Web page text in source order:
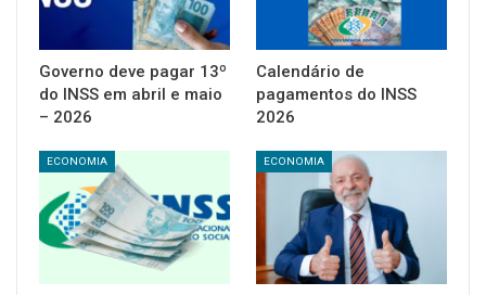
Governo deve pagar 13º
do INSS em abril e maio
– 2026
Calendário de
pagamentos do INSS
2026
ECONOMIA ECONOMIA